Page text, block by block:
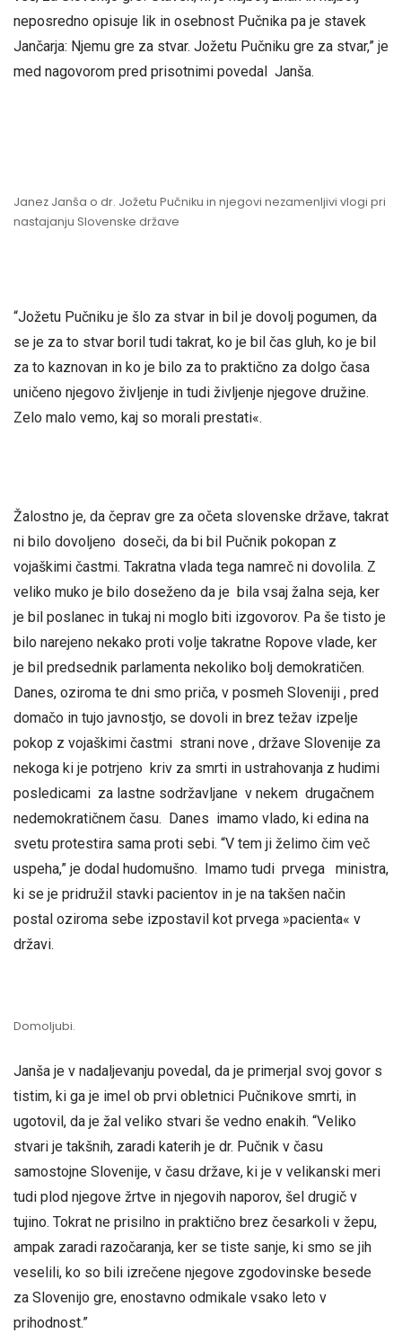
neposredno opisuje lik in osebnost Pučnika pa je stavek
Jančarja: Njemu gre za stvar. Jožetu Pučniku gre za stvar,” je
med nagovorom pred prisotnimi povedal Janša.
Janez Janša o dr. Jožetu Pučniku in njegovi nezamenljivi vlogi pri
nastajanju Slovenske države
“Jožetu Pučniku je šlo za stvar in bil je dovolj pogumen, da
se je za to stvar boril tudi takrat, ko je bil čas gluh, ko je bil
za to kaznovan in ko je bilo za to praktično za dolgo časa
uničeno njegovo življenje in tudi življenje njegove družine.
Zelo malo vemo, kaj so morali prestati«.
Žalostno je, da čeprav gre za očeta slovenske države, takrat
ni bilo dovoljeno doseči, da bi bil Pučnik pokopan z
vojaškimi častmi. Takratna vlada tega namreč ni dovolila. Z
veliko muko je bilo doseženo da je bila vsaj žalna seja, ker
je bil poslanec in tukaj ni moglo biti izgovorov. Pa še tisto je
bilo narejeno nekako proti volje takratne Ropove vlade, ker
je bil predsednik parlamenta nekoliko bolj demokratičen.
Danes, oziroma te dni smo priča, v posmeh Sloveniji , pred
domačo in tujo javnostjo, se dovoli in brez težav izpelje
pokop z vojaškimi častmi strani nove , države Slovenije za
nekoga ki je potrjeno kriv za smrti in ustrahovanja z hudimi
posledicami za lastne sodržavljane v nekem drugačnem
nedemokratičnem času. Danes imamo vlado, ki edina na
svetu protestira sama proti sebi. “V tem ji želimo čim več
uspeha,” je dodal hudomušno. Imamo tudi prvega ministra,
ki se je pridružil stavki pacientov in je na takšen način
postal oziroma sebe izpostavil kot prvega »pacienta« v
državi.
Domoljubi.
Janša je v nadaljevanju povedal, da je primerjal svoj govor s
tistim, ki ga je imel ob prvi obletnici Pučnikove smrti, in
ugotovil, da je žal veliko stvari še vedno enakih. “Veliko
stvari je takšnih, zaradi katerih je dr. Pučnik v času
samostojne Slovenije, v času države, ki je v velikanski meri
tudi plod njegove žrtve in njegovih naporov, šel drugič v
tujino. Tokrat ne prisilno in praktično brez česarkoli v žepu,
ampak zaradi razočaranja, ker se tiste sanje, ki smo se jih
veselili, ko so bili izrečene njegove zgodovinske besede
za Slovenijo gre, enostavno odmikale vsako leto v
prihodnost.”